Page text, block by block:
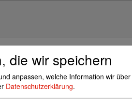
die wir speichern
anpassen, welche Information wir
Datenschutzerklärung.